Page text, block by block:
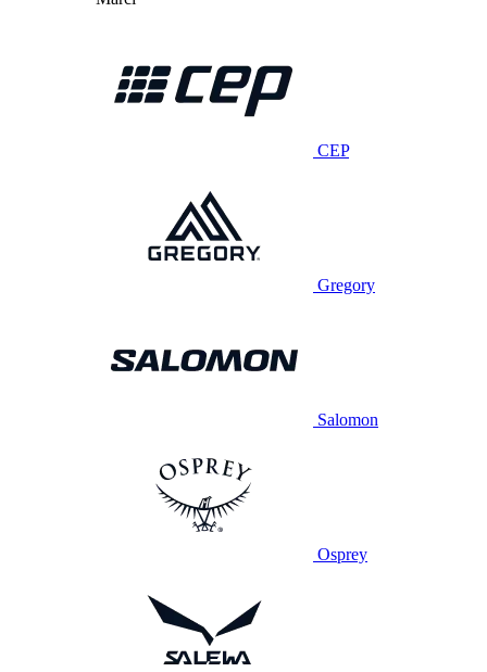
CEP
Gregory
Salomon
Osprey